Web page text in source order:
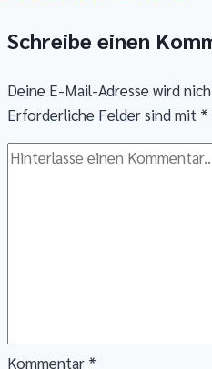
Schreibe einen
Deine E-Mail-Adresse wird
Erforderliche Felder sind mit *
Kommentar *